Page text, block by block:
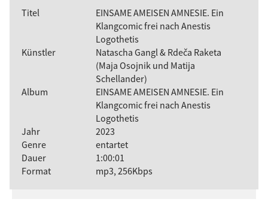
Titel
EINSAME AMEISEN AMNESIE. Ein
Klangcomic frei nach Anestis
Logothetis
Künstler
Natascha Gangl & Rdeča Raketa
(Maja Osojnik und Matija
Schellander)
Album
EINSAME AMEISEN AMNESIE. Ein
Klangcomic frei nach Anestis
Logothetis
Jahr
2023
Genre
entartet
Dauer
1:00:01
Format
mp3, 256Kbps